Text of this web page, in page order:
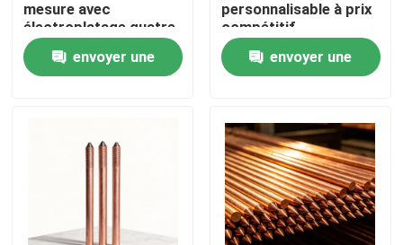
Produits
A propos de nous
mesure avec
électroplatage quatre
dimensions innovant
envoyer une
personnalisable à prix
compétitif
envoyer une